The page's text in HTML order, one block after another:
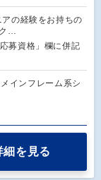
アの経験をお持ちの
…
募資格」欄に併記
インフレーム系シ
細を見る